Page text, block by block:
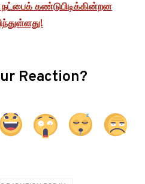
கண்டுபிடிக்கின்றன
Reaction?